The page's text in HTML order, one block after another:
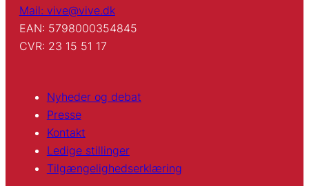
Mail: vive@vive.dk
EAN: 5798000354845
CVR: 23 15 51 17
Nyheder og debat
Presse
Kontakt
Ledige stillinger
Tilgængelighedserklæring